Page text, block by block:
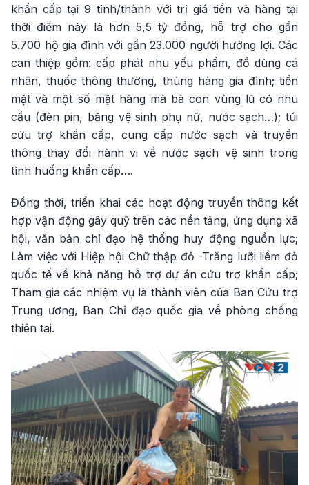
khẩn cấp tại 9 tỉnh/thành với trị giá tiền và hàng tại
thời điểm này là hơn 5,5 tỷ đồng, hỗ trợ cho gần
5.700 hộ gia đình với gần 23.000 người hưởng lợi. Các
can thiệp gồm: cấp phát nhu yếu phẩm, đồ dùng cá
nhân, thuốc thông thường, thùng hàng gia đình; tiền
mặt và một số mặt hàng mà bà con vùng lũ có nhu
cầu (đèn pin, băng vệ sinh phụ nữ, nước sạch…); túi
cứu trợ khẩn cấp, cung cấp nước sạch và truyền
thông thay đổi hành vi về nước sạch vệ sinh trong
tình huống khẩn cấp….
Đồng thời, triển khai các hoạt động truyền thông kết
hợp vận động gây quỹ trên các nền tảng, ứng dụng xã
hội, văn bản chỉ đạo hệ thống huy động nguồn lực;
Làm việc với Hiệp hội Chữ thập đỏ -Trăng lưỡi liềm đỏ
quốc tế về khả năng hỗ trợ dự án cứu trợ khẩn cấp;
Tham gia các nhiệm vụ là thành viên của Ban Cứu trợ
Trung ương, Ban Chỉ đạo quốc gia về phòng chống
thiên tai.